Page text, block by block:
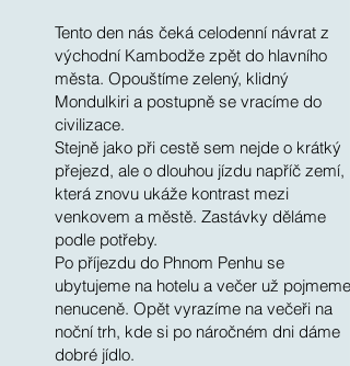
Tento den nás čeká celodenní návrat z
východní Kambodže zpět do hlavního
města. Opouštíme zelený, klidný
Mondulkiri a postupně se vracíme do
civilizace.
Stejně jako při cestě sem nejde o krátký
přejezd, ale o dlouhou jízdu napříč zemí,
která znovu ukáže kontrast mezi
venkovem a městě. Zastávky děláme
podle potřeby.
Po příjezdu do Phnom Penhu se
ubytujeme na hotelu a večer už pojmeme
nenuceně. Opět vyrazíme na večeři na
noční trh, kde si po náročném dni dáme
dobré jídlo.